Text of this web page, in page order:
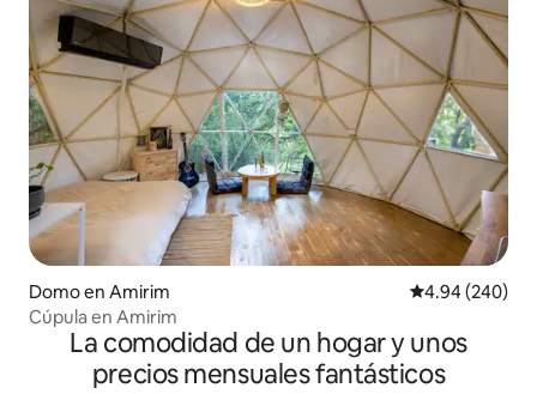
Domo en Amirim Calificación
4.94 (240)
Cúpula en Amirim
La comodidad de un hogar y unos
precios mensuales fantásticos